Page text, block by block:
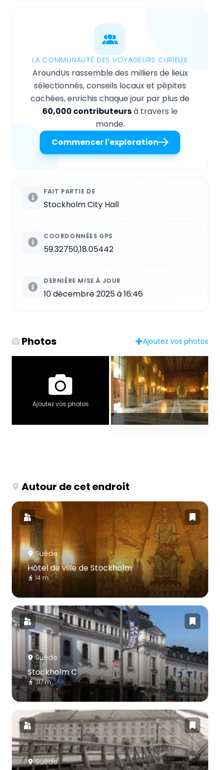
LA COMMUNAUTÉ DES VOYAGEURS CURIEUX
AroundUs rassemble des milliers de lieux
sélectionnés, conseils locaux et pépites
cachées, enrichis chaque jour par plus de
60,000 contributeursà travers le
monde.
Commencer l'exploration
FAIT PARTIE DE
Stockholm City Hall
COORDONNÉES GPS
59.32750,18.05442
DERNIÈRE MISE À JOUR
10 décembre 2025 à 16:46
Photos Ajoutez vos photos
Ajoutez vos photos
Autour de cet endroit
Suède
Hôtel de ville de Stockholm
14 m
Suède
Stockholm C
317 m
Suède